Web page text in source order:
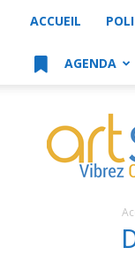
ACCUEIL
AGENDA
artsixMic